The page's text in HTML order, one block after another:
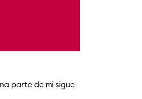
parte de mi sigue